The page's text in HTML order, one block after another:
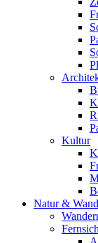
Kultur
Natur &